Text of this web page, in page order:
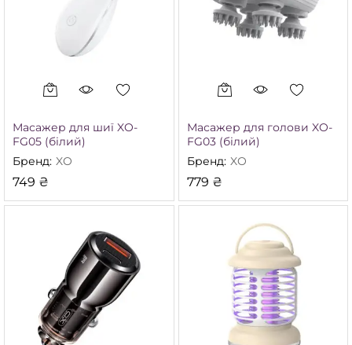
Масажер для шиї XO-
FG05 (білий)
Бренд: XO
749 ₴
Масажер для голови XO-
FG03 (білий)
Бренд: XO
779 ₴